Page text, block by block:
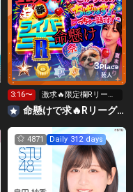
3Place
芸人
3:16〜
激求🔥限定欄Rリーグ
👑0時～枠に来れる方
ギフト温存
命懸けで求🔥Rリーグ👑夏祭実行委員長🎆こがちゃんのちばります
4871 Daily 312 days